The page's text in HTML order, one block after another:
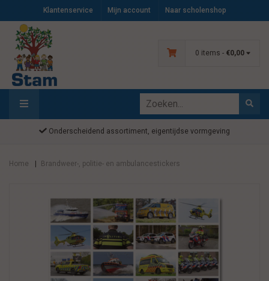
Klantenservice Mijn account Naar scholenshop
0 items - €0,00
Onderscheidend assortiment, eigentijdse vormgeving
Home Brandweer-, politie- en ambulancestickers